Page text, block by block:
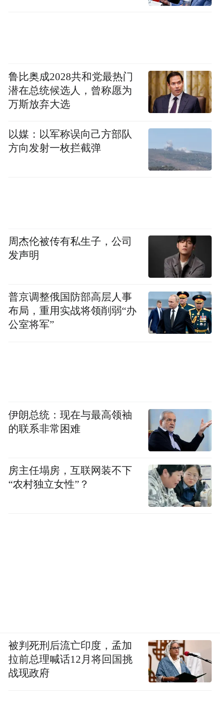
鲁比奥成2028共和党最热门
潜在总统候选人，曾称愿为
万斯放弃大选
以媒：以军称误向己方部队
方向发射一枚拦截弹
周杰伦被传有私生子，公司
发声明
普京调整俄国防部高层人事
布局，重用实战将领削弱“办
公室将军”
伊朗总统：现在与最高领袖
的联系非常困难
房主任塌房，互联网装不下
“农村独立女性”？
被判死刑后流亡印度，孟加
拉前总理喊话12月将回国挑
战现政府